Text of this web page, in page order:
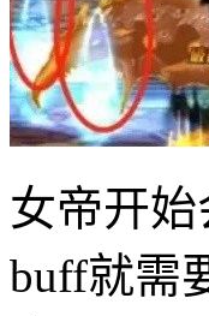
女帝开
buff就需